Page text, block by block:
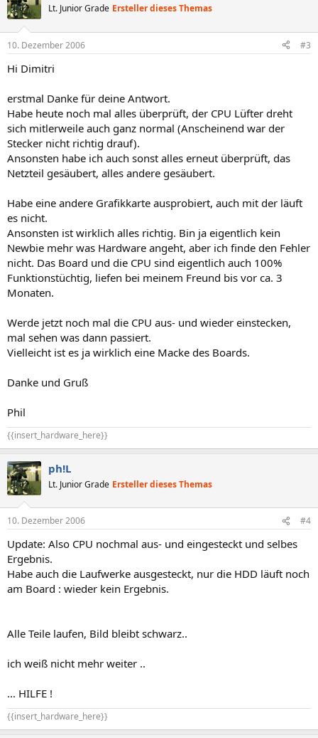
Lt. Junior Grade Ersteller dieses Themas
10. Dezember 2006 #3
Hi Dimitri
erstmal Danke für deine Antwort.
Habe heute noch mal alles überprüft, der CPU Lüfter dreht
sich mitlerweile auch ganz normal (Anscheinend war der
Stecker nicht richtig drauf).
Ansonsten habe ich auch sonst alles erneut überprüft, das
Netzteil gesäubert, alles andere gesäubert.
Habe eine andere Grafikkarte ausprobiert, auch mit der läuft
es nicht.
Ansonsten ist wirklich alles richtig. Bin ja eigentlich kein
Newbie mehr was Hardware angeht, aber ich finde den Fehler
nicht. Das Board und die CPU sind eigentlich auch 100%
Funktionstüchtig, liefen bei meinem Freund bis vor ca. 3
Monaten.
Werde jetzt noch mal die CPU aus- und wieder einstecken,
mal sehen was dann passiert.
Vielleicht ist es ja wirklich eine Macke des Boards.
Danke und Gruß
Phil
{{insert_hardware_here}}
ph!L
Lt. Junior Grade Ersteller dieses Themas
10. Dezember 2006 #4
Update: Also CPU nochmal aus- und eingesteckt und selbes
Ergebnis.
Habe auch die Laufwerke ausgesteckt, nur die HDD läuft noch
am Board : wieder kein Ergebnis.
Alle Teile laufen, Bild bleibt schwarz..
ich weiß nicht mehr weiter ..
... HILFE !
{{insert_hardware_here}}